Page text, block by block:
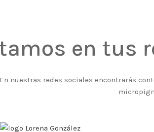
en tus
En nuestras redes sociales encontrarás